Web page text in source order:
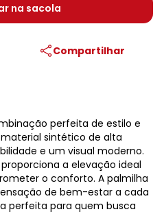
na sacola
Compartilhar
perfeita de estilo e
sintético de alta
e um visual moderno.
a elevação ideal
o conforto. A palmilha
de bem-estar a cada
perfeita para quem busca